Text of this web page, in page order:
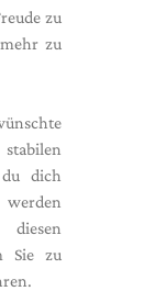
zu
zu
dich
Sie zu